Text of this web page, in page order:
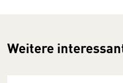
Weitere